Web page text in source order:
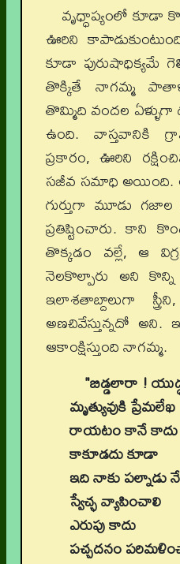
వృధ్ధాప్యంలో కూడా
ఊరిని
కూడా పురుషాధిక్యమే
తొక్కితే నాగమ్మ
తొమ్మిది వందల ఏళ్ళుగా
ఉంది. వాస్తవానికి
ప్రకారం, ఊరిని
సజీవ సమాధి అయింది.
గుర్తుగా మూడు
ప్రతిష్టించారు. కాని
తొక్కడం వల్లే, ఆ
నెలకొల్పారు అని కొన్ని
ఇలాశతాబ్దాలుగా
అణచివేస్తున్నదో అని.
ఆకాంక్షిస్తుంది నాగమ్మ.
"బిడ్డలారా !
మృత్యువుకి ప్రేమలేఖ
రాయటం కానే కాదు
కాకూడదు కూడా
ఇది నాకు పల్నాడు
స్వేచ్ఛ వ్యాపించాలి
ఎరుపు కాదు
పచ్చదనం